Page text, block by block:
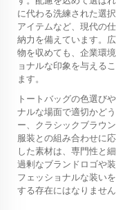
に代わる洗練された選
アイテムなど、現代の
納力を備えています。
物を収めても、企業環
ョナルな印象を与える
ます。
トートバッグの色選び
ナルな場面で適切かど
ー、クラシックブラウ
服装との組み合わせに
した素材は、専門性と
過剰なブランドロゴや
フェッショナルな装い
する存在にはなりません